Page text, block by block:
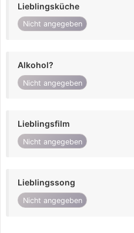
Lieblingsküche
Nicht angegeben
Alkohol?
Nicht angegeben
Lieblingsfilm
Nicht angegeben
Lieblingssong
Nicht angegeben